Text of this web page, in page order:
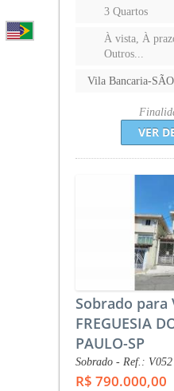
3 Quartos
À vista, À
Outros...
Vila Bancaria-
VER
Sobrado para
FREGUESIA
PAULO-SP
Sobrado - Ref.: V052
R$ 790.000,00